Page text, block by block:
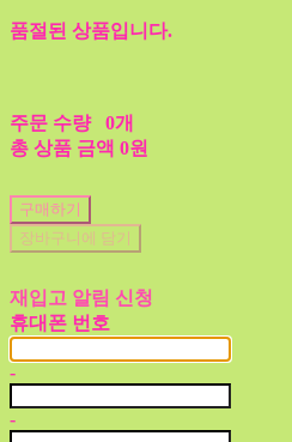
품절된 상품입니다.
주문 수량
0개
총 상품 금액 0원
구매하기
장바구니에 담기
재입고 알림 신청
휴대폰 번호
-
-